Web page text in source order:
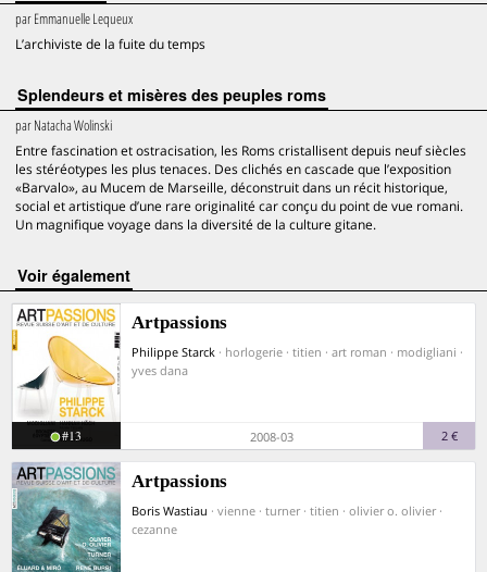
parEmmanuelle Lequeux
L’archiviste de la fuite du temps
Splendeurs et misères des peuples roms
parNatacha Wolinski
Entre fascination et ostracisation, les Roms cristallisent depuis neuf siècles
les stéréotypes les plus tenaces. Des clichés en cascade que l’exposition
«Barvalo», au Mucem de Marseille, déconstruit dans un récit historique,
social et artistique d’une rare originalité car conçu du point de vue romani.
Un magnifique voyage dans la diversité de la culture gitane.
voir également
Artpassions
Philippe Starck · horlogerie · titien · art roman · modigliani ·
yves dana
#13 2008-03 2 €
Artpassions
Boris Wastiau · vienne · turner · titien · olivier o. olivier ·
cezanne